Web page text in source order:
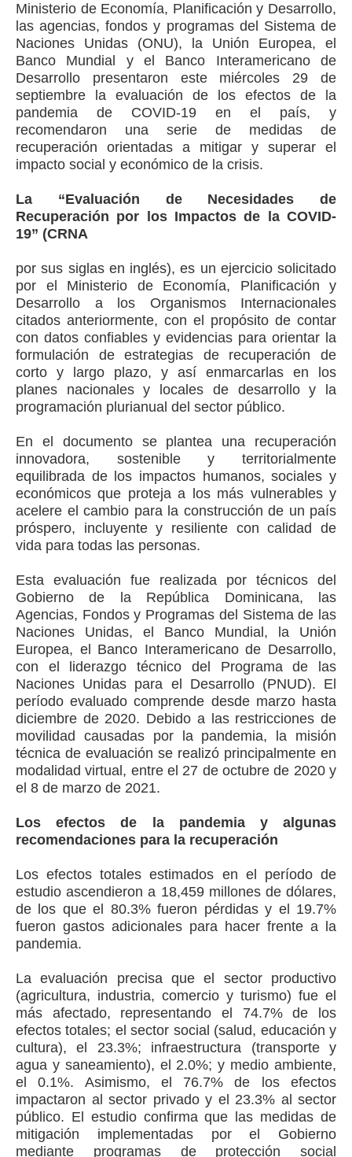
Ministerio de Economía, Planificación y Desarrollo,
las agencias, fondos y programas del Sistema de
Naciones Unidas (ONU), la Unión Europea, el
Banco Mundial y el Banco Interamericano de
Desarrollo presentaron este miércoles 29 de
septiembre la evaluación de los efectos de la
pandemia de COVID-19 en el país, y
recomendaron una serie de medidas de
recuperación orientadas a mitigar y superar el
impacto social y económico de la crisis.
La “Evaluación de Necesidades de
Recuperación por los Impactos de la COVID-
19” (CRNA
por sus siglas en inglés), es un ejercicio solicitado
por el Ministerio de Economía, Planificación y
Desarrollo a los Organismos Internacionales
citados anteriormente, con el propósito de contar
con datos confiables y evidencias para orientar la
formulación de estrategias de recuperación de
corto y largo plazo, y así enmarcarlas en los
planes nacionales y locales de desarrollo y la
programación plurianual del sector público.
En el documento se plantea una recuperación
innovadora, sostenible y territorialmente
equilibrada de los impactos humanos, sociales y
económicos que proteja a los más vulnerables y
acelere el cambio para la construcción de un país
próspero, incluyente y resiliente con calidad de
vida para todas las personas.
Esta evaluación fue realizada por técnicos del
Gobierno de la República Dominicana, las
Agencias, Fondos y Programas del Sistema de las
Naciones Unidas, el Banco Mundial, la Unión
Europea, el Banco Interamericano de Desarrollo,
con el liderazgo técnico del Programa de las
Naciones Unidas para el Desarrollo (PNUD). El
período evaluado comprende desde marzo hasta
diciembre de 2020. Debido a las restricciones de
movilidad causadas por la pandemia, la misión
técnica de evaluación se realizó principalmente en
modalidad virtual, entre el 27 de octubre de 2020 y
el 8 de marzo de 2021.
Los efectos de la pandemia y algunas
recomendaciones para la recuperación
Los efectos totales estimados en el período de
estudio ascendieron a 18,459 millones de dólares,
de los que el 80.3% fueron pérdidas y el 19.7%
fueron gastos adicionales para hacer frente a la
pandemia.
La evaluación precisa que el sector productivo
(agricultura, industria, comercio y turismo) fue el
más afectado, representando el 74.7% de los
efectos totales; el sector social (salud, educación y
cultura), el 23.3%; infraestructura (transporte y
agua y saneamiento), el 2.0%; y medio ambiente,
el 0.1%. Asimismo, el 76.7% de los efectos
impactaron al sector privado y el 23.3% al sector
público. El estudio confirma que las medidas de
mitigación implementadas por el Gobierno
mediante programas de protección social